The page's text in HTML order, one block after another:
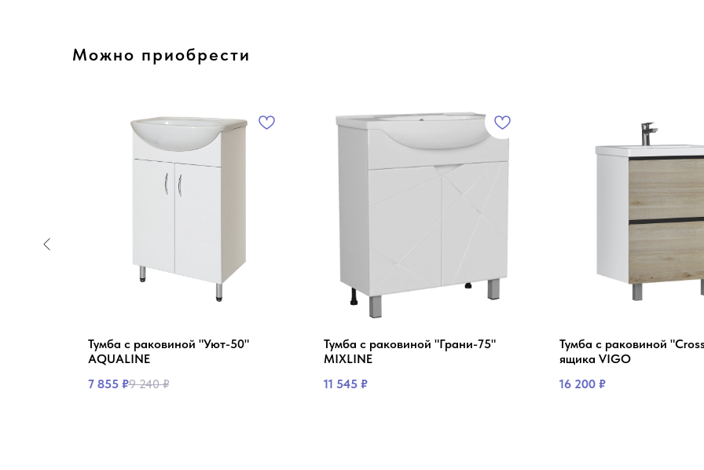
Можно приобрести
Тумба с раковиной "Уют-50"
AQUALINE
7 855 ₽9 240 ₽
Тумба с раковиной "Грани-75"
MIXLINE
11 545 ₽
Тумба с раковиной
ящика VIGO
16 200 ₽